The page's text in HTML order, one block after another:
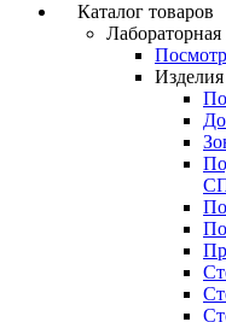
Каталог товаров
Лабораторная